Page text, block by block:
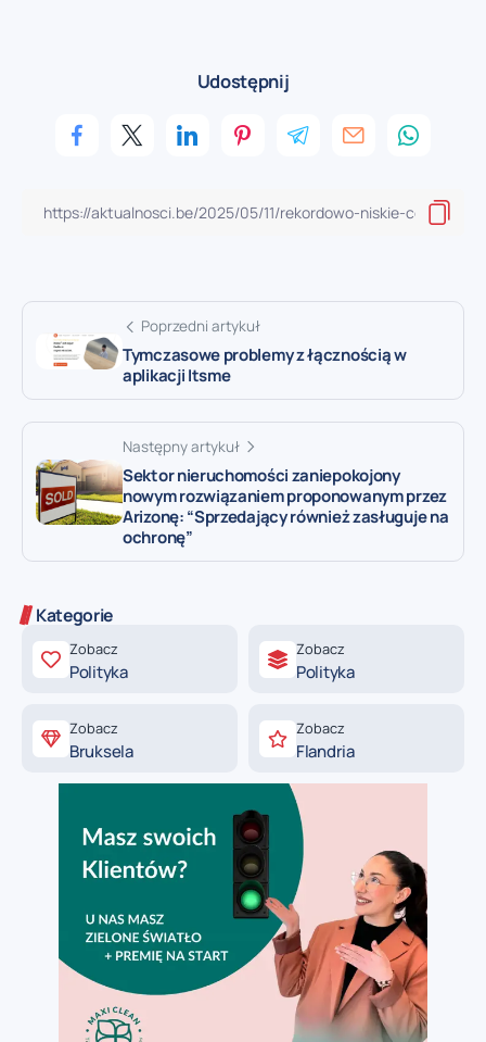
Udostępnij
Poprzedni artykuł
Tymczasowe problemy z łącznością w
aplikacji Itsme
Następny artykuł
Sektor nieruchomości zaniepokojony
nowym rozwiązaniem proponowanym przez
Arizonę: “Sprzedający również zasługuje na
ochronę”
Kategorie
Zobacz
Polityka
Zobacz
Polityka
Zobacz
Bruksela
Zobacz
Flandria